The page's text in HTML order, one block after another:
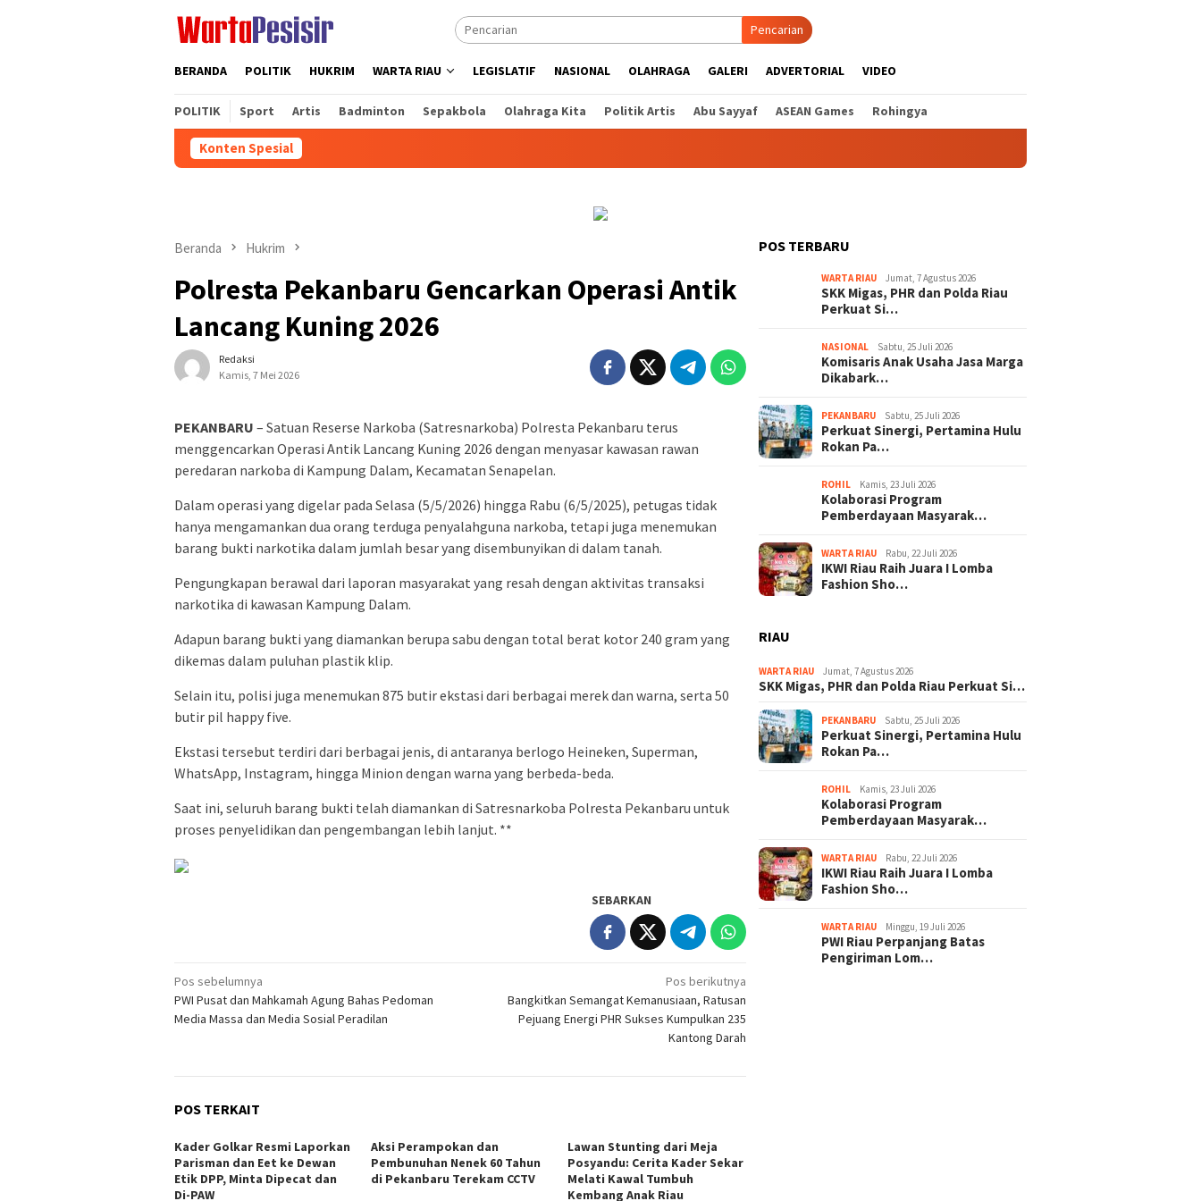
Pencarian
BERANDA POLITIK HUKRIM WARTA RIAU LEGISLATIF NASIONAL OLAHRAGA GALERI ADVERTORIAL VIDEO
POLITIK Sport Artis Badminton Sepakbola Olahraga Kita Politik Artis Abu Sayyaf ASEAN Games Rohingya
Konten Spesial
Beranda Hukrim
Polresta Pekanbaru Gencarkan Operasi Antik
Lancang Kuning 2026
Redaksi
Kamis, 7 Mei 2026
PEKANBARU – Satuan Reserse Narkoba (Satresnarkoba) Polresta Pekanbaru terus
menggencarkan Operasi Antik Lancang Kuning 2026 dengan menyasar kawasan rawan
peredaran narkoba di Kampung Dalam, Kecamatan Senapelan.
Dalam operasi yang digelar pada Selasa (5/5/2026) hingga Rabu (6/5/2025), petugas tidak
hanya mengamankan dua orang terduga penyalahguna narkoba, tetapi juga menemukan
barang bukti narkotika dalam jumlah besar yang disembunyikan di dalam tanah.
Pengungkapan berawal dari laporan masyarakat yang resah dengan aktivitas transaksi
narkotika di kawasan Kampung Dalam.
Adapun barang bukti yang diamankan berupa sabu dengan total berat kotor 240 gram yang
dikemas dalam puluhan plastik klip.
Selain itu, polisi juga menemukan 875 butir ekstasi dari berbagai merek dan warna, serta 50
butir pil happy five.
Ekstasi tersebut terdiri dari berbagai jenis, di antaranya berlogo Heineken, Superman,
WhatsApp, Instagram, hingga Minion dengan warna yang berbeda-beda.
Saat ini, seluruh barang bukti telah diamankan di Satresnarkoba Polresta Pekanbaru untuk
proses penyelidikan dan pengembangan lebih lanjut. **
SEBARKAN
Navigasi
pos
Pos sebelumnya
PWI Pusat dan Mahkamah Agung Bahas Pedoman
Media Massa dan Media Sosial Peradilan
Pos berikutnya
Bangkitkan Semangat Kemanusiaan, Ratusan
Pejuang Energi PHR Sukses Kumpulkan 235
Kantong Darah
POS TERKAIT
Kader Golkar Resmi Laporkan
Parisman dan Eet ke Dewan
Etik DPP, Minta Dipecat dan
Di-PAW
Aksi Perampokan dan
Pembunuhan Nenek 60 Tahun
di Pekanbaru Terekam CCTV
Lawan Stunting dari Meja
Posyandu: Cerita Kader Sekar
Melati Kawal Tumbuh
Kembang Anak Riau
POS TERBARU
WARTA RIAU Jumat, 7 Agustus 2026
SKK Migas, PHR dan Polda Riau
Perkuat Si…
NASIONAL Sabtu, 25 Juli 2026
Komisaris Anak Usaha Jasa Marga
Dikabark…
PEKANBARU Sabtu, 25 Juli 2026
Perkuat Sinergi, Pertamina Hulu
Rokan Pa…
ROHIL Kamis, 23 Juli 2026
Kolaborasi Program
Pemberdayaan Masyarak…
WARTA RIAU Rabu, 22 Juli 2026
IKWI Riau Raih Juara I Lomba
Fashion Sho…
RIAU
WARTA RIAU Jumat, 7 Agustus 2026
SKK Migas, PHR dan Polda Riau Perkuat Si…
PEKANBARU Sabtu, 25 Juli 2026
Perkuat Sinergi, Pertamina Hulu
Rokan Pa…
ROHIL Kamis, 23 Juli 2026
Kolaborasi Program
Pemberdayaan Masyarak…
WARTA RIAU Rabu, 22 Juli 2026
IKWI Riau Raih Juara I Lomba
Fashion Sho…
WARTA RIAU Minggu, 19 Juli 2026
PWI Riau Perpanjang Batas
Pengiriman Lom…